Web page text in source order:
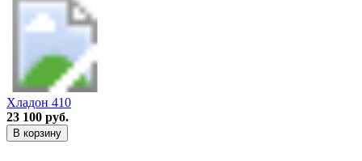
Хладон 410
23 100 руб.
В корзину